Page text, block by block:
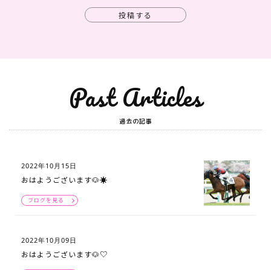
投稿する
Past Articles
過去の記事
2022年10月15日
おはようございます🐶☀️
ブログを見る
2022年10月09日
おはようございます🐶♡